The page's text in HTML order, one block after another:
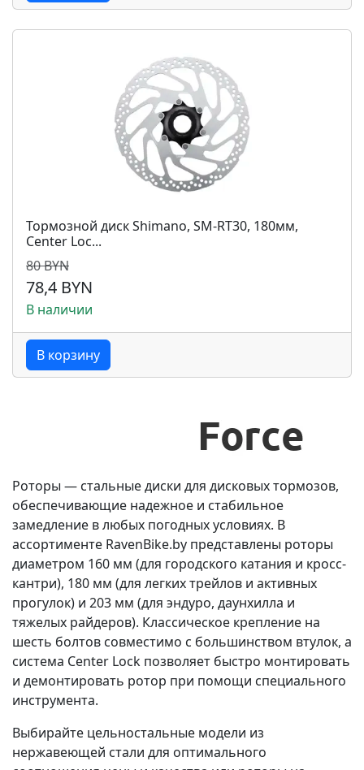
Тормозной диск Shimano, SM-RT30, 180мм,
Center Loc...
80 BYN
78,4 BYN
В наличии
В корзину
Роторы — стальные диски для дисковых тормозов,
обеспечивающие надежное и стабильное
замедление в любых погодных условиях. В
ассортименте RavenBike.by представлены роторы
диаметром 160 мм (для городского катания и кросс-
кантри), 180 мм (для легких трейлов и активных
прогулок) и 203 мм (для эндуро, даунхилла и
тяжелых райдеров). Классическое крепление на
шесть болтов совместимо с большинством втулок, а
система Center Lock позволяет быстро монтировать
и демонтировать ротор при помощи специального
инструмента.
Выбирайте цельностальные модели из
нержавеющей стали для оптимального